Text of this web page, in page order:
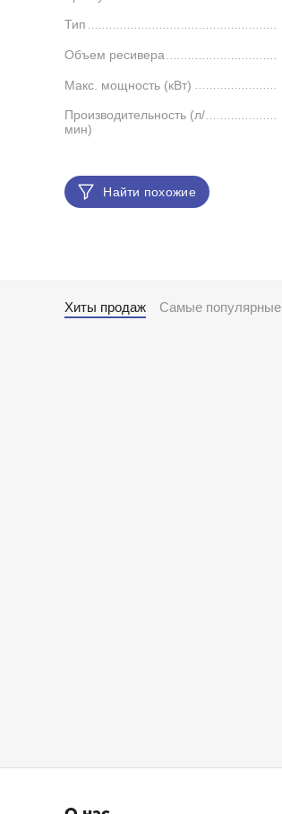
Тип
Объем ресивера
Макс. мощность (кВт)
Производительность (л/
мин)
Найти похожие
Хиты продаж Самые популярные